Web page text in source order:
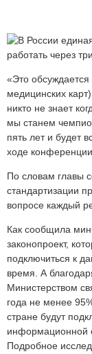
«Это
медицинских
никто не знает
мы станем
пять лет и будет
ходе
По словам главы
стандартизации
вопросе каждый
Как сообщила
законопроект,
подключиться к
время. А
Министерством
года не менее
стране будут
информационной
Подробное